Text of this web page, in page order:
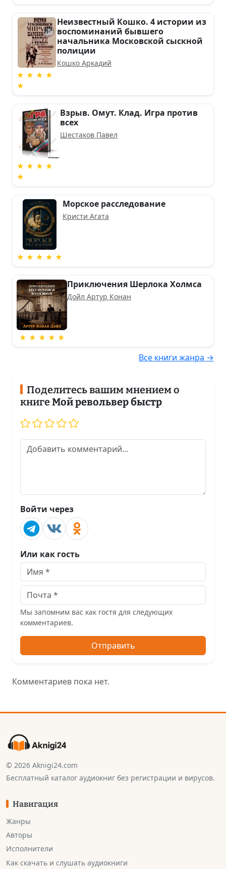
★ ★ ★ ★
★
Неизвестный Кошко. 4 истории из
воспоминаний бывшего
начальника Московской сыскной
полиции
Кошко Аркадий
★ ★ ★ ★
★
Взрыв. Омут. Клад. Игра против
всех
Шестаков Павел
★ ★ ★ ★ ★
Морское расследование
Кристи Агата
★ ★ ★ ★ ★
Приключения Шерлока Холмса
Дойл Артур Конан
Все книги жанра →
Поделитесь вашим мнением о
книгеМой револьвер быстр
Войти через
Или как гость
Мы запомним вас как гостя для следующих
комментариев.
Отправить
Комментариев пока нет.
© 2026 Aknigi24.com
Бесплатный каталог аудиокниг без регистрации и вирусов.
Навигация
Жанры
Авторы
Исполнители
Как скачать и слушать аудиокниги